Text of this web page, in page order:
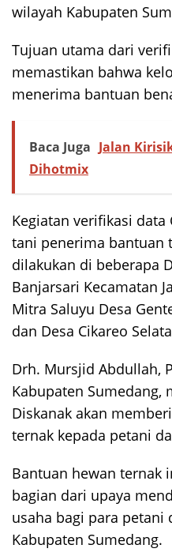
wilayah Kabupaten
Tujuan utama dari
memastikan bahwa
menerima bantuan
Baca Juga Jalan
Dihotmix
Kegiatan verifikasi data
tani penerima bantuan
dilakukan di beberapa
Banjarsari Kecamatan
Mitra Saluyu Desa
dan Desa Cikareo
Drh. Mursjid Abdullah,
Kabupaten Sumedang,
Diskanak akan
ternak kepada petani
Bantuan hewan ternak
bagian dari upaya
usaha bagi para petani
Kabupaten Sumedang.